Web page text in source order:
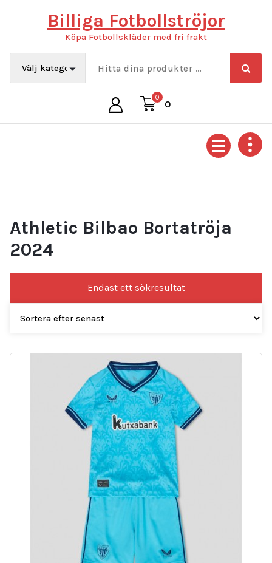
Billiga Fotbollströjor
Köpa Fotbollskläder med fri frakt
0
0
Athletic Bilbao Bortatröja
2024
Endast ett sökresultat